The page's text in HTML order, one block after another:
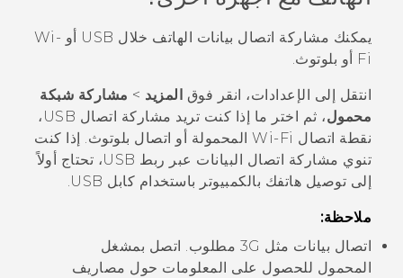
الدعم
يمكنك مشاركة اتصال بيانات الهاتف خلال USB أو
Wi‍-
Fi
أو بلوتوث.
انتقل إلى الإعدادات، انقر فوق المزيد > مشاركة شبكة
محمول
، ثم اختر ما إذا كنت تريد مشاركة اتصال USB،
نقطة اتصال Wi‍-Fi المحمولة أو اتصال بلوتوث. إذا كنت
تنوي مشاركة اتصال البيانات عبر ربط USB، تحتاج أولاً
إلى توصيل هاتفك بالكمبيوتر باستخدام كابل USB.
ملاحظة:
اتصال بيانات مثل 3G مطلوب. اتصل بمشغل
المحمول للحصول على المعلومات حول مصاريف